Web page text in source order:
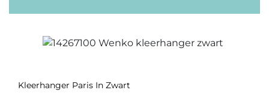
Kleerhanger Paris In Zwart